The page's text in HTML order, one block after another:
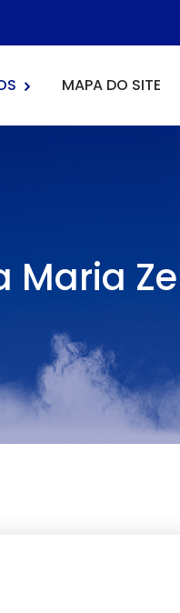
MAPA DO SITE
Maria